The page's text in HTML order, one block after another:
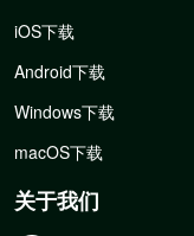
iOS下载
Android下载
Windows下载
macOS下载
关于我们